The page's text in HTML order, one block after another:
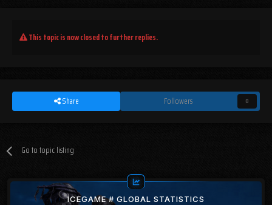
This topic is now closed to further replies.
Share Followers 0
Go to topic listing
ICEGAME # GLOBAL STATISTICS